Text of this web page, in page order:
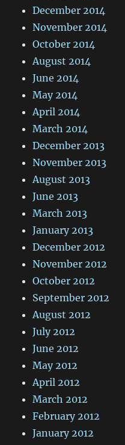
December 2014
November 2014
October 2014
August 2014
June 2014
May 2014
April 2014
March 2014
December 2013
November 2013
August 2013
June 2013
March 2013
January 2013
December 2012
November 2012
October 2012
September 2012
August 2012
July 2012
June 2012
May 2012
April 2012
March 2012
February 2012
January 2012